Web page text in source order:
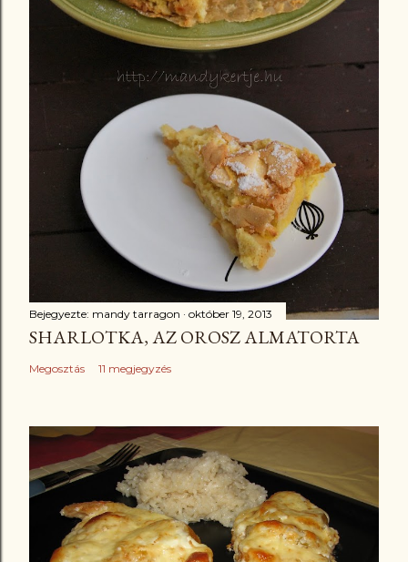
Bejegyezte: mandy tarragon október 19, 2013
SHARLOTKA, AZ OROSZ ALMATORTA
Megosztás 11 megjegyzés